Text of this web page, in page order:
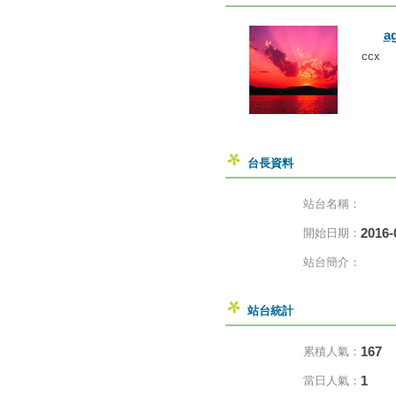
ccx
台長資料
站台名稱：
開始日期：
站台簡介：
站台統計
累積人氣： 167
當日人氣： 1